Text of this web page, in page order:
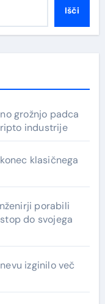
Išči
grožnjo padca
industrije
klasičnega
porabili
do svojega
izginilo več